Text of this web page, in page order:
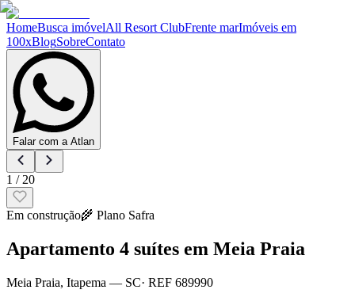
HomeBusca imóvelAll Resort ClubFrente marImóveis em
100xBlogSobreContato
Falar com a Atlan
1 / 20
Em construção🌾 Plano Safra
Apartamento 4 suítes em Meia Praia
Meia Praia, Itapema — SC· REF 689990